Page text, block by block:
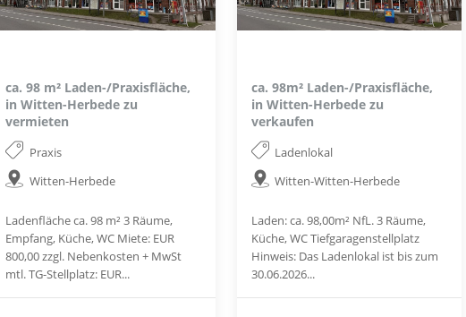
ca. 98 m² Laden-/Praxisfläche,
in Witten-Herbede zu
vermieten
Praxis
Witten-Herbede
Ladenfläche ca. 98 m² 3 Räume,
Empfang, Küche, WC Miete: EUR
800,00 zzgl. Nebenkosten + MwSt
mtl. TG-Stellplatz: EUR...
ca. 98m² Laden-/Praxisfläche,
in Witten-Herbede zu
verkaufen
Ladenlokal
Witten-Witten-Herbede
Laden: ca. 98,00m² NfL. 3 Räume,
Küche, WC Tiefgaragenstellplatz
Hinweis: Das Ladenlokal ist bis zum
30.06.2026...